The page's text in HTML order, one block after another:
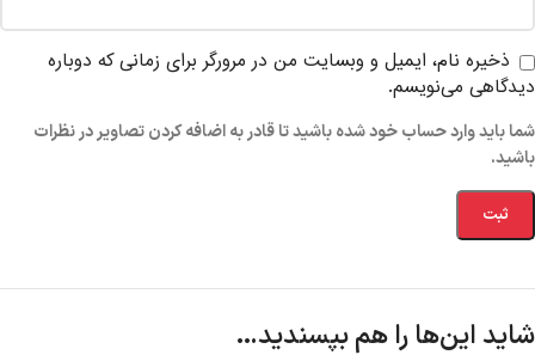
ذخیره نام، ایمیل و وبسایت من در مرورگر برای زمانی که دوباره
دیدگاهی می‌نویسم.
شما باید وارد حساب خود شده باشید تا قادر به اضافه کردن تصاویر در نظرات
باشید.
شاید این‌ها را هم بپسندید…